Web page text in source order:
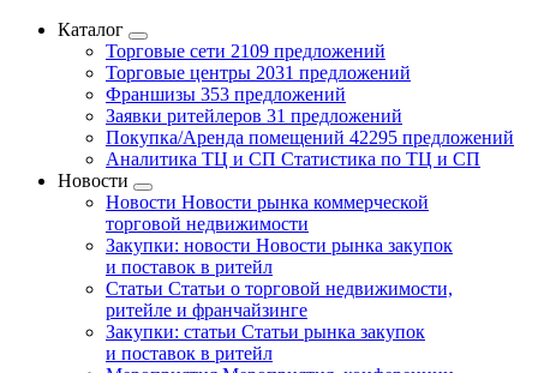
Каталог
Торговые сети 2109 предложений
Торговые центры 2031 предложений
Франшизы 353 предложений
Заявки ритейлеров 31 предложений
Покупка/Аренда помещений 42295 предложений
Аналитика ТЦ и СП Статистика по ТЦ и СП
Новости
Новости Новости рынка коммерческой
торговой недвижимости
Закупки: новости Новости рынка закупок
и поставок в ритейл
Статьи Статьи о торговой недвижимости,
ритейле и франчайзинге
Закупки: статьи Статьи рынка закупок
и поставок в ритейл